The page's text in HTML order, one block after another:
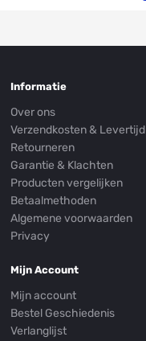
Informatie
Over ons
Verzendkosten & Levertijd
Retourneren
Garantie & Klachten
Producten vergelijken
Betaalmethoden
Algemene voorwaarden
Privacy
Mijn Account
Mijn account
Bestel Geschiedenis
Verlanglijst